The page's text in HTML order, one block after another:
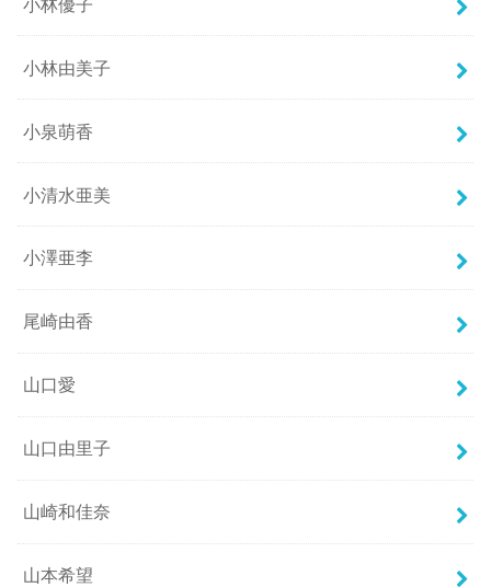
小林優子
小林由美子
小泉萌香
小清水亜美
小澤亜李
尾崎由香
山口愛
山口由里子
山崎和佳奈
山本希望